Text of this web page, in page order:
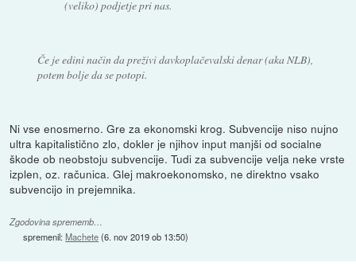
(veliko) podjetje pri nas.
Če je edini način da preživi davkoplačevalski denar (aka NLB),
potem bolje da se potopi.
Ni vse enosmerno. Gre za ekonomski krog. Subvencije niso nujno
ultra kapitalistično zlo, dokler je njihov input manjši od socialne
škode ob neobstoju subvencije. Tudi za subvencije velja neke vrste
izplen, oz. računica. Glej makroekonomsko, ne direktno vsako
subvencijo in prejemnika.
Zgodovina sprememb…
spremenil:Machete(6. nov 2019 ob 13:50)